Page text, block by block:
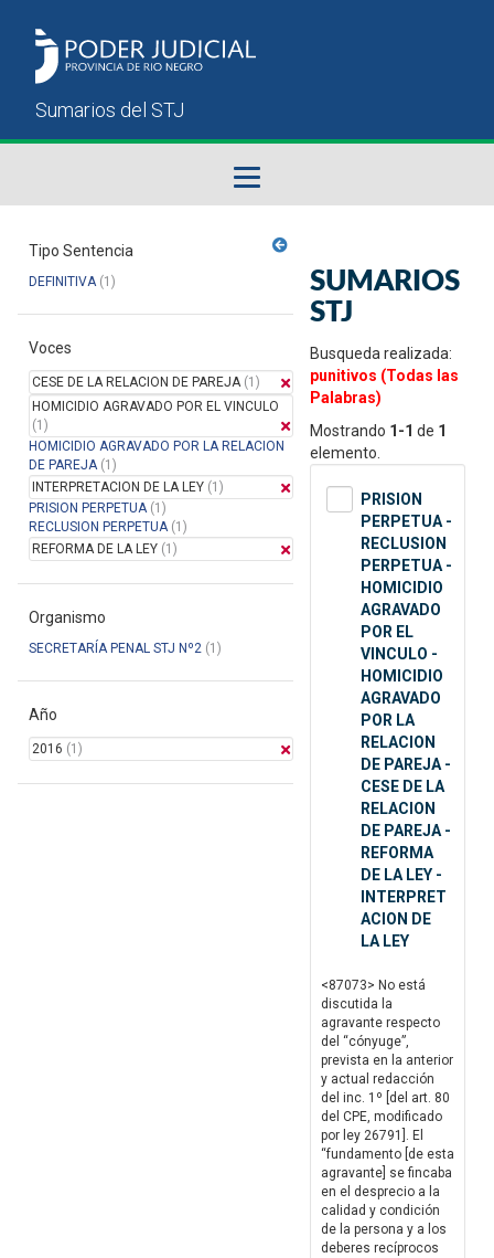
Sumarios del STJ
Manual del Usuario
Tipo Sentencia
DEFINITIVA(1)
Voces
CESE DE LA RELACION DE PAREJA(1)
HOMICIDIO AGRAVADO POR EL VINCULO
(1)
HOMICIDIO AGRAVADO POR LA RELACION
DE PAREJA(1)
INTERPRETACION DE LA LEY (1)
PRISION PERPETUA(1)
RECLUSION PERPETUA(1)
REFORMA DE LA LEY (1)
Organismo
SECRETARÍA PENAL STJ Nº2 (1)
Año
2016 (1)
SUMARIOS
STJ
Busqueda realizada:
punitivos (Todas las
Palabras)
Mostrando 1-1 de 1
elemento.
PRISION
PERPETUA -
RECLUSION
PERPETUA -
HOMICIDIO
AGRAVADO
POR EL
VINCULO -
HOMICIDIO
AGRAVADO
POR LA
RELACION
DE PAREJA -
CESE DE LA
RELACION
DE PAREJA -
REFORMA
DE LA LEY -
INTERPRET
ACION DE
LA LEY
<87073> No está
discutida la
agravante respecto
del “cónyuge”,
prevista en la anterior
y actual redacción
del inc. 1º [del art. 80
del CPE, modificado
por ley 26791]. El
“fundamento [de esta
agravante] se fincaba
en el desprecio a la
calidad y condición
de la persona y a los
deberes recíprocos